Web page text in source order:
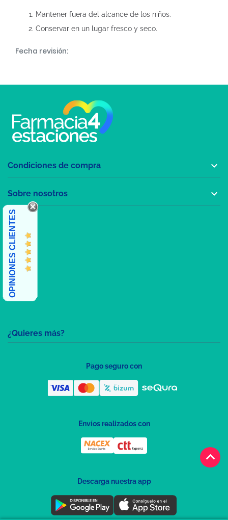
Mantener fuera del alcance de los niños.
Conservar en un lugar fresco y seco.
Fecha revisión:
keyboard_arrow_up
¿Quieres más?
Condiciones de compra 
Sobre nosotros 
OPINIONES CLIENTES
Pago seguro con
Envíos realizados con
Descarga nuestra app